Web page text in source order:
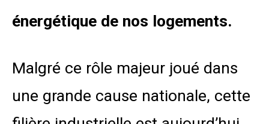
énergétique de nos logements.
Malgré ce rôle majeur joué dans
une grande cause nationale, cette